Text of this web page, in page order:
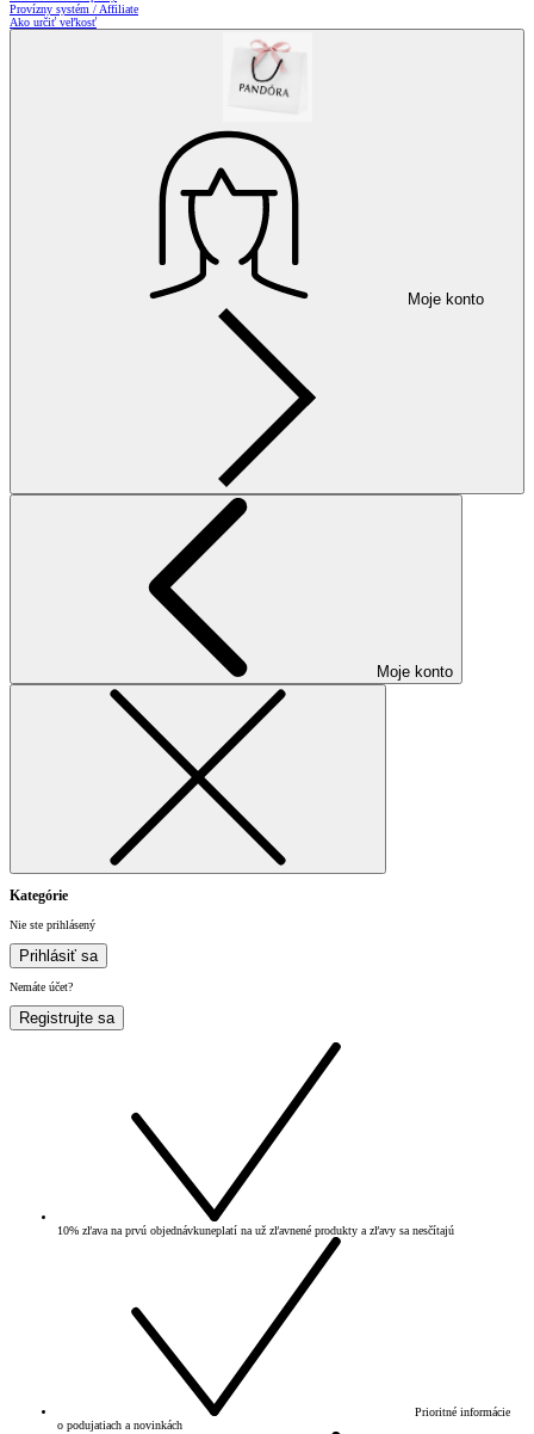
Provízny systém / Affiliate
Ako určiť veľkosť
Moje konto
Moje konto
Kategórie
Nie ste prihlásený
Prihlásiť sa
Nemáte účet?
Registrujte sa
10% zľava na prvú objednávkuneplatí na už zľavnené produkty a zľavy sa nesčítajú
Prioritné informácie
o podujatiach a novinkách